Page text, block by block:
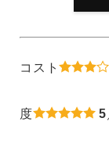
コスト
度 5